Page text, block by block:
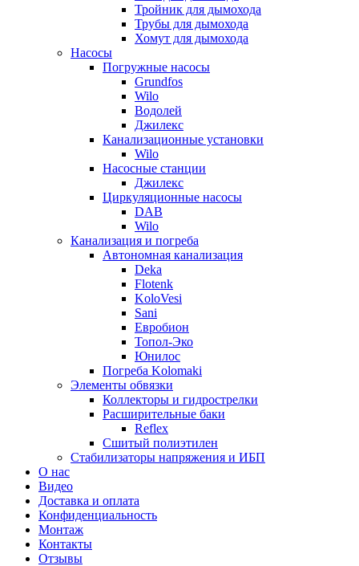
Тройник для дымохода
Трубы для дымохода
Хомут для дымохода
Насосы
Погружные насосы
Grundfos
Wilo
Водолей
Джилекс
Канализационные установки
Wilo
Насосные станции
Джилекс
Циркуляционные насосы
DAB
Wilo
Канализация и погреба
Автономная канализация
Deka
Flotenk
KoloVesi
Sani
Евробион
Топол-Эко
Юнилос
Погреба Kolomaki
Элементы обвязки
Коллекторы и гидрострелки
Расширительные баки
Reflex
Сшитый полиэтилен
Стабилизаторы напряжения и ИБП
О нас
Видео
Доставка и оплата
Конфиденциальность
Монтаж
Контакты
Отзывы